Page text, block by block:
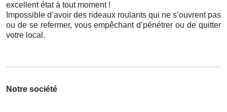
excellent état à tout moment !
Impossible d’avoir des rideaux roulants qui ne s’ouvrent pas
ou de se refermer, vous empêchant d’pénétrer ou de quitter
votre local.
Notre société